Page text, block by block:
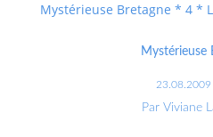
Mystérieuse Bretagne * 4 *
Mystérieuse
23.08.2009
Par Viviane